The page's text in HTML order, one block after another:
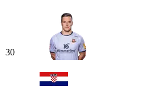
30